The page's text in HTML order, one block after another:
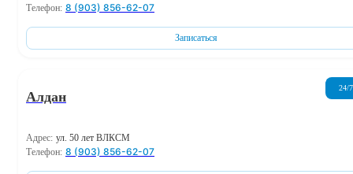
Телефон: 8 (903) 856-62-07
Записаться
Алдан
24/7
Адрес: ул. 50 лет ВЛКСМ
Телефон: 8 (903) 856-62-07